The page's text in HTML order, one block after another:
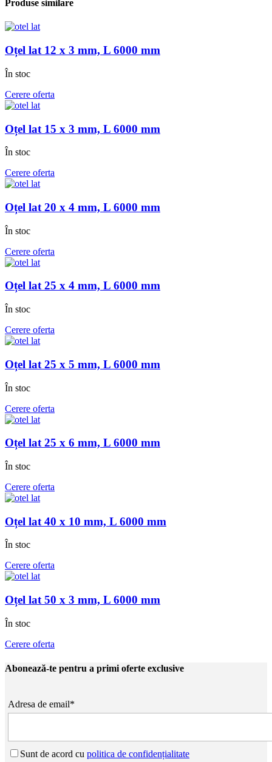
Produse similare
Oțel lat 12 x 3 mm, L 6000 mm
În stoc
Cerere oferta
Oțel lat 15 x 3 mm, L 6000 mm
În stoc
Cerere oferta
Oțel lat 20 x 4 mm, L 6000 mm
În stoc
Cerere oferta
Oțel lat 25 x 4 mm, L 6000 mm
În stoc
Cerere oferta
Oțel lat 25 x 5 mm, L 6000 mm
În stoc
Cerere oferta
Oțel lat 25 x 6 mm, L 6000 mm
În stoc
Cerere oferta
Oțel lat 40 x 10 mm, L 6000 mm
În stoc
Cerere oferta
Oțel lat 50 x 3 mm, L 6000 mm
În stoc
Cerere oferta
Abonează-te pentru a primi oferte exclusive
Adresa de email*
Sunt de acord cu politica de confidențialitate